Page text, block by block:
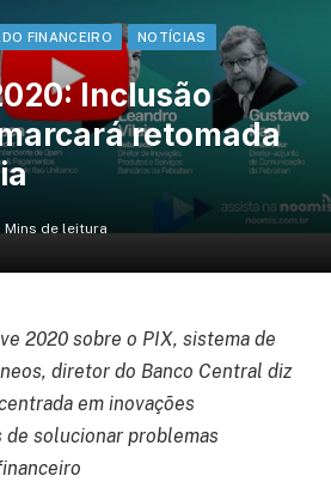
FINANCEIRO NOTÍCIAS
Inclusão
retomada
Mins de leitura
2020 sobre o PIX, sistema de
diretor do Banco Central diz
em inovações
de solucionar problemas